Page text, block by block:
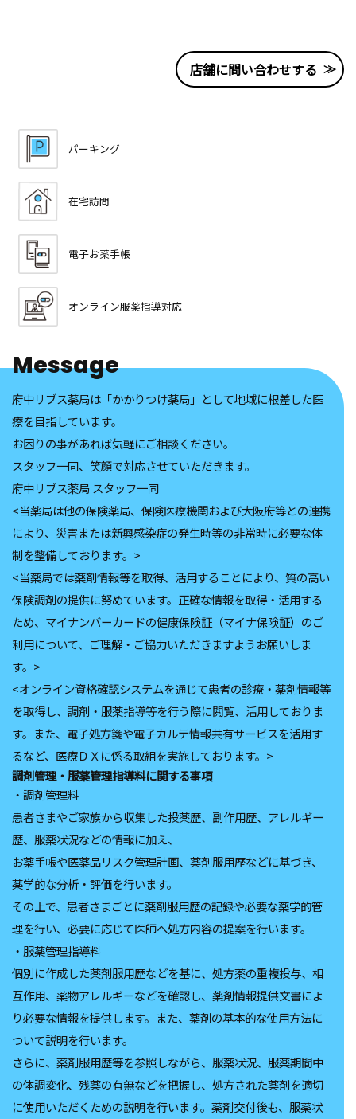
店舗に問い合わせする
パーキング
在宅訪問
電子お薬手帳
オンライン服薬指導対応
Message
府中リブス薬局は「かかりつけ薬局」として地域に根差した医
療を目指しています。
お困りの事があれば気軽にご相談ください。
スタッフ一同、笑顔で対応させていただきます。
府中リブス薬局 スタッフ一同
<当薬局は他の保険薬局、保険医療機関および大阪府等との連携
により、災害または新興感染症の発生時等の非常時に必要な体
制を整備しております。>
<当薬局では薬剤情報等を取得、活用することにより、質の高い
保険調剤の提供に努めています。正確な情報を取得・活用する
ため、マイナンバーカードの健康保険証（マイナ保険証）のご
利用について、ご理解・ご協力いただきますようお願いしま
す。>
<オンライン資格確認システムを通じて患者の診療・薬剤情報等
を取得し、調剤・服薬指導等を行う際に閲覧、活用しておりま
す。また、電子処方箋や電子カルテ情報共有サービスを活用す
るなど、医療ＤＸに係る取組を実施しております。>
調剤管理‧服薬管理指導料に関する事項
‧調剤管理料
患者さまやご家族から収集した投薬歴、副作用歴、アレルギー
歴、服薬状況などの情報に加え、
お薬手帳や医薬品リスク管理計画、薬剤服用歴などに基づき、
薬学的な分析‧評価を行います。
その上で、患者さまごとに薬剤服用歴の記録や必要な薬学的管
理を行い、必要に応じて医師へ処方内容の提案を行います。
‧服薬管理指導料
個別に作成した薬剤服用歴などを基に、処方薬の重複投与、相
互作用、薬物アレルギーなどを確認し、薬剤情報提供文書によ
り必要な情報を提供します。また、薬剤の基本的な使用方法に
ついて説明を行います。
さらに、薬剤服用歴等を参照しながら、服薬状況、服薬期間中
の体調変化、残薬の有無などを把握し、処方された薬剤を適切
に使用いただくための説明を行います。薬剤交付後も、服薬状